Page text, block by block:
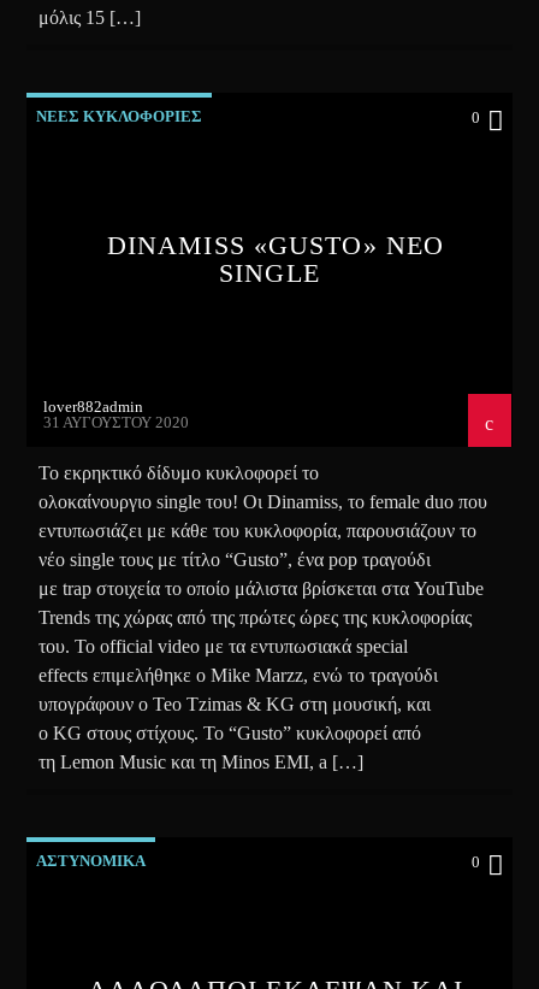
μόλις 15 […]
ΝΕΕΣ ΚΥΚΛΟΦΟΡΙΕΣ 0
DINAMISS «GUSTO» ΝΕΟ
SINGLE
lover882admin
31 ΑΥΓΟΎΣΤΟΥ 2020
Το εκρηκτικό δίδυμο κυκλοφορεί το
ολοκαίνουργιο single του! Οι Dinamiss, το female duo που
εντυπωσιάζει με κάθε του κυκλοφορία, παρουσιάζουν το
νέο single τους με τίτλο “Gusto”, ένα pop τραγούδι
με trap στοιχεία το οποίο μάλιστα βρίσκεται στα YouTube
Trends της χώρας από της πρώτες ώρες της κυκλοφορίας
του. Το official video με τα εντυπωσιακά special
effects επιμελήθηκε ο Mike Marzz, ενώ το τραγούδι
υπογράφουν ο Teo Tzimas & KG στη μουσική, και
ο KG στους στίχους. Το “Gusto” κυκλοφορεί από
τη Lemon Music και τη Minos EMI, a […]
ΑΣΤΥΝΟΜΙΚΑ 0